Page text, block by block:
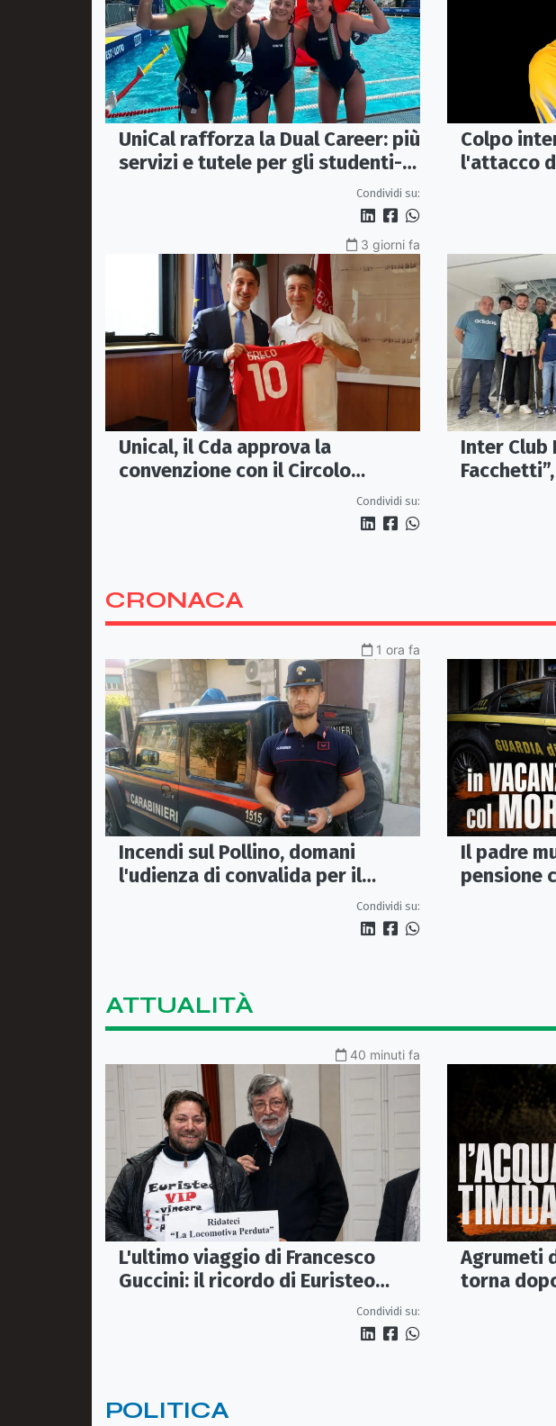
UniCal rafforza la Dual Career: più
servizi e tutele per gli studenti-
Condividi su:
Colpo
l'attacco
arriva
3 giorni fa
Unical, il Cda approva la
convenzione con il Circolo
Condividi su:
Inter Club
passione
CRONACA
1 ora fa
Incendi sul Pollino, domani
l'udienza di convalida per il
presunto piromane: il PM ha
chiesto la misura in carcere
Condividi su:
Il padre
pensione
ATTUALITÀ
40 minuti fa
L'ultimo viaggio di Francesco
Guccini: il ricordo di Euristeo
Condividi su:
Agrumeti
torna
con un
POLITICA